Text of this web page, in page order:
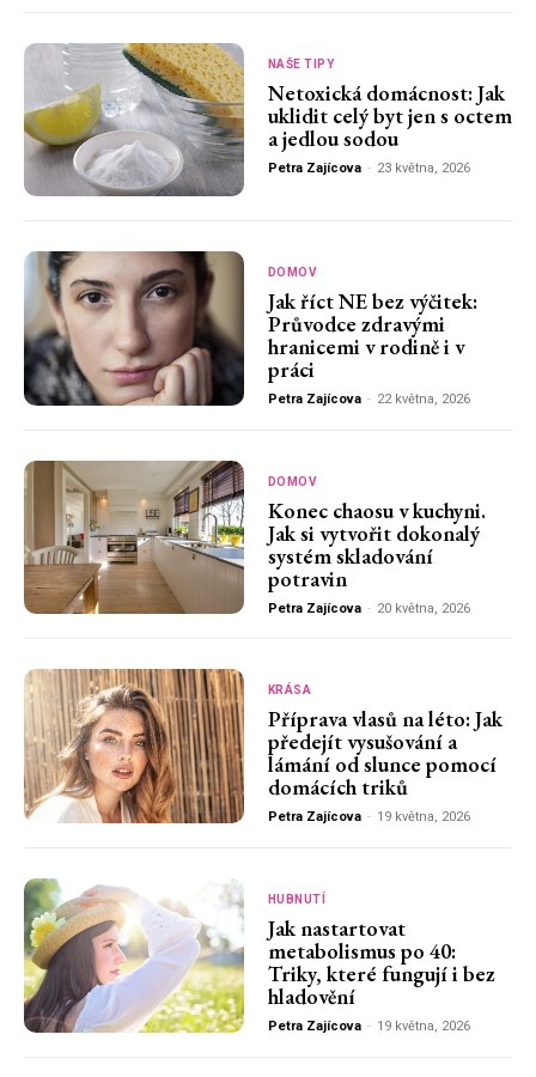
NAŠE TIPY
Netoxická domácnost: Jak
uklidit celý byt jen s octem
a jedlou sodou
Petra Zajícova - 23 května, 2026
DOMOV
Jak říct NE bez výčitek:
Průvodce zdravými
hranicemi v rodině i v
práci
Petra Zajícova - 22 května, 2026
DOMOV
Konec chaosu v kuchyni.
Jak si vytvořit dokonalý
systém skladování
potravin
Petra Zajícova - 20 května, 2026
KRÁSA
Příprava vlasů na léto: Jak
předejít vysušování a
lámání od slunce pomocí
domácích triků
Petra Zajícova - 19 května, 2026
HUBNUTÍ
Jak nastartovat
metabolismus po 40:
Triky, které fungují i bez
hladovění
Petra Zajícova - 19 května, 2026